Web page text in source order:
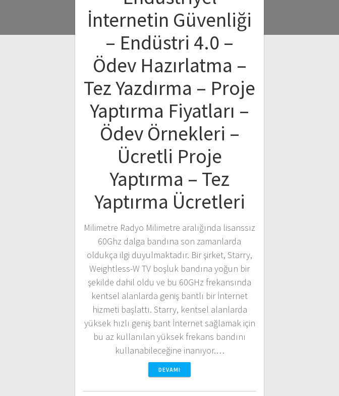
İnternetin Güvenliği
– Endüstri 4.0 –
Ödev Hazırlatma –
Tez Yazdırma – Proje
Yaptırma Fiyatları –
Ödev Örnekleri –
Ücretli Proje
Yaptırma – Tez
Yaptırma Ücretleri
Milimetre Radyo Milimetre aralığında lisanssız
60Ghz dalga bandına son zamanlarda
oldukça ilgi duyulmaktadır. Bir şirket, Starry,
Weightless-W TV boşluk bandına yoğun bir
şekilde dahil oldu ve bu 60GHz frekansında
kentsel alanlarda geniş bantlı bir İnternet
hizmeti başlattı. Starry, kentsel alanlarda
yüksek hızlı geniş bant İnternet sağlamak için
bu az kullanılan yüksek frekans bandını
kullanabileceğine inanıyor.…
DEVAMI